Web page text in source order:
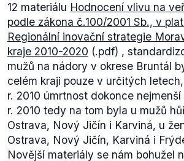
12 materiálu Hodnocení vlivu na
podle zákona č.100/2001 Sb., v
Regionální inovační strategie
kraje 2010-2020 (.pdf) ,
mužů na nádory v okrese Bruntál
celém kraji pouze v určitých
r. 2010 úmrtnost dokonce
r. 2010 tedy na tom byla u mužů
Ostrava, Nový Jičín i Karviná, u
Ostrava, Nový Jičín, Karviná i
Novější materiály se nám bohužel